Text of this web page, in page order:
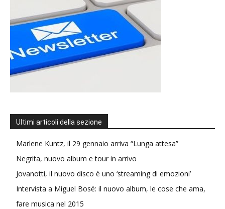
Ultimi articoli della sezione
Marlene Kuntz, il 29 gennaio arriva “Lunga attesa”
Negrita, nuovo album e tour in arrivo
Jovanotti, il nuovo disco è uno ‘streaming di emozioni’
Intervista a Miguel Bosé: il nuovo album, le cose che ama,
fare musica nel 2015